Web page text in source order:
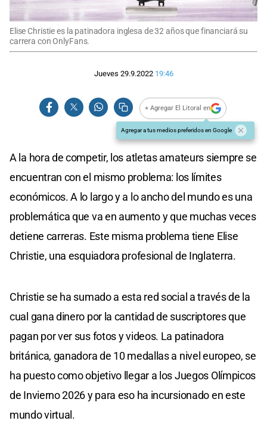
Elise Christie es la patinadora inglesa de 32 años que financiará su
carrera con OnlyFans.
Jueves 29.9.2022 19:46
+ Agregar El Litoral en
Agregar a tus medios preferidos en Google
A la hora de competir, los atletas amateurs siempre se
encuentran con el mismo problema: los límites
económicos. A lo largo y a lo ancho del mundo es una
problemática que va en aumento y que muchas veces
detiene carreras. Este misma problema tiene Elise
Christie, una esquiadora profesional de Inglaterra.
Christie se ha sumado a esta red social a través de la
cual gana dinero por la cantidad de suscriptores que
pagan por ver sus fotos y videos. La patinadora
británica, ganadora de 10 medallas a nivel europeo, se
ha puesto como objetivo llegar a los Juegos Olímpicos
de Invierno 2026 y para eso ha incursionado en este
mundo virtual.